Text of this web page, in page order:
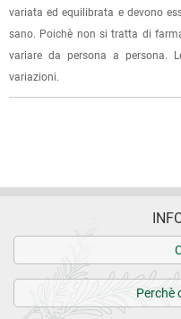
Per qualsiasi
Per maggiori dettagli, vedi
variata ed equilibrata e devono
sano. Poichè non si tratta di
variare da persona a persona.
variazioni.
Perchè